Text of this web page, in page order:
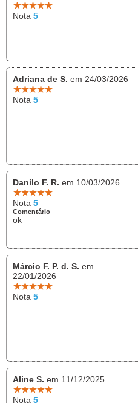
Nota 5
Adriana de S. em 24/03/2026
Nota 5
Danilo F. R. em 10/03/2026
Nota 5
Comentário
ok
Márcio F. P. d. S. em
22/01/2026
Nota 5
Aline S. em 11/12/2025
Nota 5